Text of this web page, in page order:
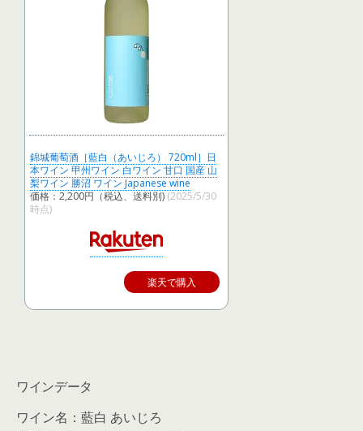
錦城葡萄酒［藍白（あいじろ） 720ml］日
本ワイン 甲州ワイン 白ワイン 甘口 国産 山
梨ワイン 勝沼 ワイン Japanese wine
価格：2,200円（税込、送料別) (2025/5/30
時点)
楽天で購入
ワインデータ
ワイン名：藍白 あいじろ